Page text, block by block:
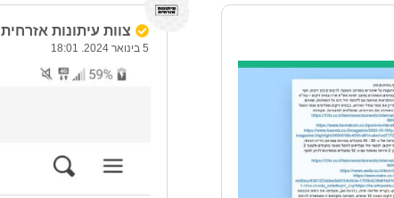
צוות עיתונות אזרחית
5 בינואר 2024. 18:01